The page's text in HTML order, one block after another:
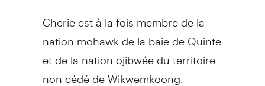
Cherie est à la fois membre de la
nation mohawk de la baie de Quinte
et de la nation ojibwée du territoire
non cédé de Wikwemkoong.